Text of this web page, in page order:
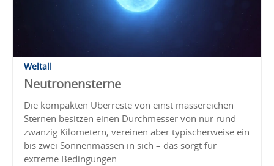
Weltall
Neutronensterne
Die kompakten Überreste von einst massereichen
Sternen besitzen einen Durchmesser von nur rund
zwanzig Kilometern, vereinen aber typischerweise ein
bis zwei Sonnenmassen in sich – das sorgt für
extreme Bedingungen.